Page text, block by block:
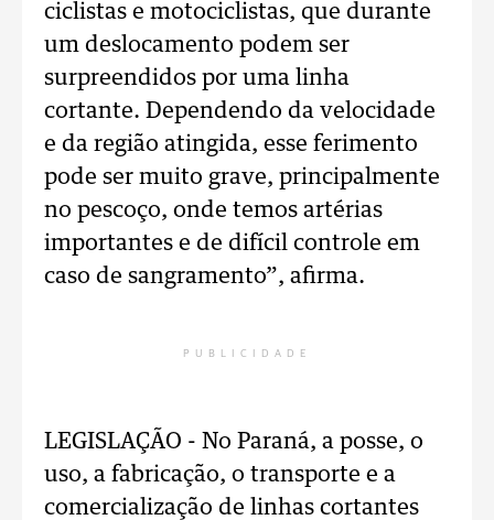
ciclistas e motociclistas, que durante
um deslocamento podem ser
surpreendidos por uma linha
cortante. Dependendo da velocidade
e da região atingida, esse ferimento
pode ser muito grave, principalmente
no pescoço, onde temos artérias
importantes e de difícil controle em
caso de sangramento”, afirma.
PUBLICIDADE
LEGISLAÇÃO - No Paraná, a posse, o
uso, a fabricação, o transporte e a
comercialização de linhas cortantes